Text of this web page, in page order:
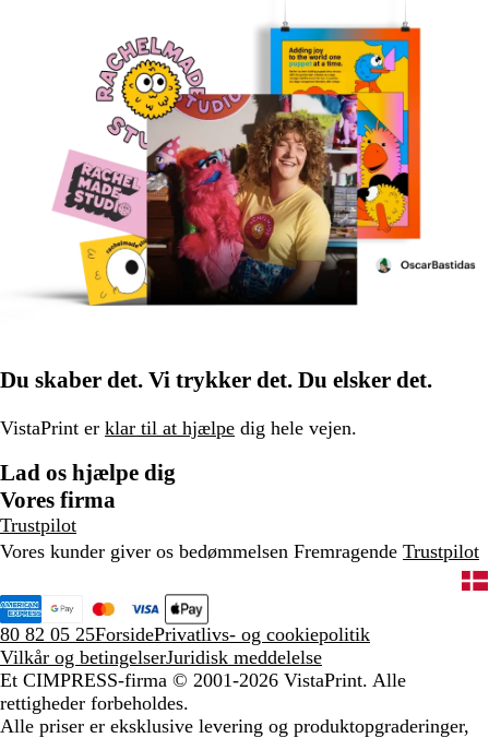
Du skaber det. Vi trykker det. Du elsker det.
VistaPrint er klar til at hjælpe dig hele vejen.
Lad os hjælpe dig
Vores firma
Trustpilot
Vores kunder giver os bedømmelsen Fremragende Trustpilot
80 82 05 25ForsidePrivatlivs- og cookiepolitik
Vilkår og betingelserJuridisk meddelelse
Et CIMPRESS-firma © 2001-2026 VistaPrint. Alle
rettigheder forbeholdes.
Alle priser er eksklusive levering og produktopgraderinger,